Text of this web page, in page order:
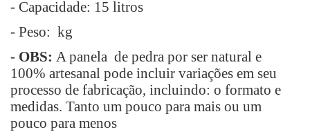
- Capacidade: 15 litros
- Peso: kg
- OBS: A panela de pedra por ser natural e
100% artesanal pode incluir variações em seu
processo de fabricação, incluindo: o formato e
medidas. Tanto um pouco para mais ou um
pouco para menos